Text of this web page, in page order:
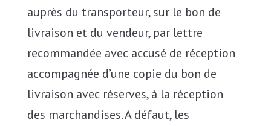
auprès du transporteur, sur le bon de
livraison et du vendeur, par lettre
recommandée avec accusé de réception
accompagnée d’une copie du bon de
livraison avec réserves, à la réception
des marchandises. A défaut, les